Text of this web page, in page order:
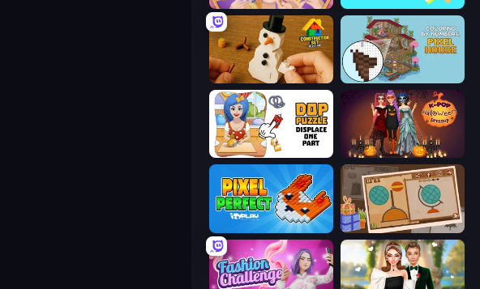
Extreme Makeover
Construction Set - 3D Builder
Chigiri: Paper Puzzle